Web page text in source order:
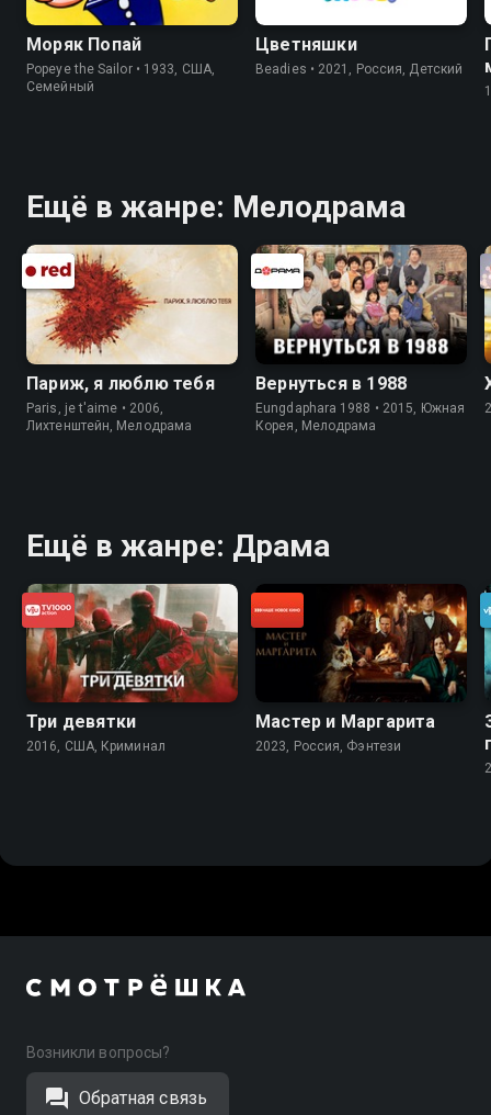
Моряк Попай
Popeye the Sailor • 1933, США,
Cемейный
Цветняшки
Beadies • 2021, Россия, Детский
Ещё в жанре: Мелодрама
Париж, я люблю тебя
Paris, je t'aime • 2006,
Лихтенштейн, Мелодрама
Вернуться в 1988
Eungdaphara 1988 • 2015, Южная
Корея, Мелодрама
Ещё в жанре: Драма
Три девятки
2016, США, Криминал
Мастер и Маргарита
2023, Россия, Фэнтези
Возникли вопросы?
Обратная связь